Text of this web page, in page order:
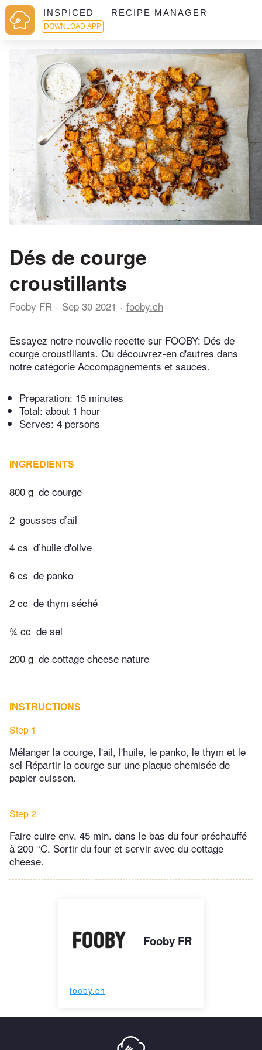
INSPICED — RECIPE MANAGER
DOWNLOAD APP
Dés de courge
croustillants
Fooby FR Sep 30 2021 fooby.ch
Essayez notre nouvelle recette sur FOOBY: Dés de
courge croustillants. Ou découvrez-en d'autres dans
notre catégorie Accompagnements et sauces.
Preparation: 15 minutes
Total: about 1 hour
Serves: 4 persons
INGREDIENTS
800 g de courge
2 gousses d’ail
4 cs d’huile d'olive
6 cs de panko
2 cc de thym séché
¾ cc de sel
200 g de cottage cheese nature
INSTRUCTIONS
Step 1
Mélanger la courge, l'ail, l'huile, le panko, le thym et le
sel Répartir la courge sur une plaque chemisée de
papier cuisson.
Step 2
Faire cuire env. 45 min. dans le bas du four préchauffé
à 200 °C. Sortir du four et servir avec du cottage
cheese.
Fooby FR
fooby.ch